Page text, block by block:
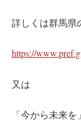
詳しくは群馬県
https://
又は
「今から未来